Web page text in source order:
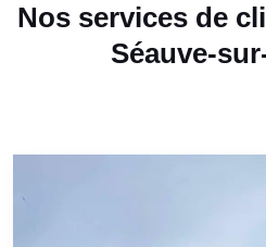
Nos services de
Séauve-